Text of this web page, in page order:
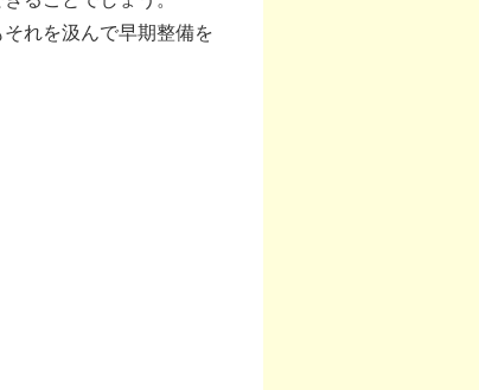
れを汲んで早期整備を